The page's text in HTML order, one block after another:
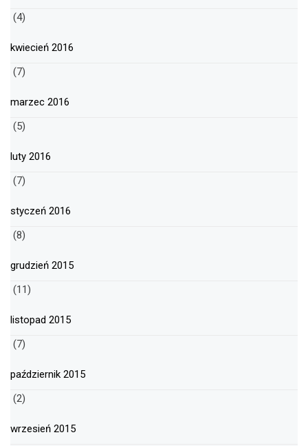
(4)
kwiecień 2016
(7)
marzec 2016
(5)
luty 2016
(7)
styczeń 2016
(8)
grudzień 2015
(11)
listopad 2015
(7)
październik 2015
(2)
wrzesień 2015